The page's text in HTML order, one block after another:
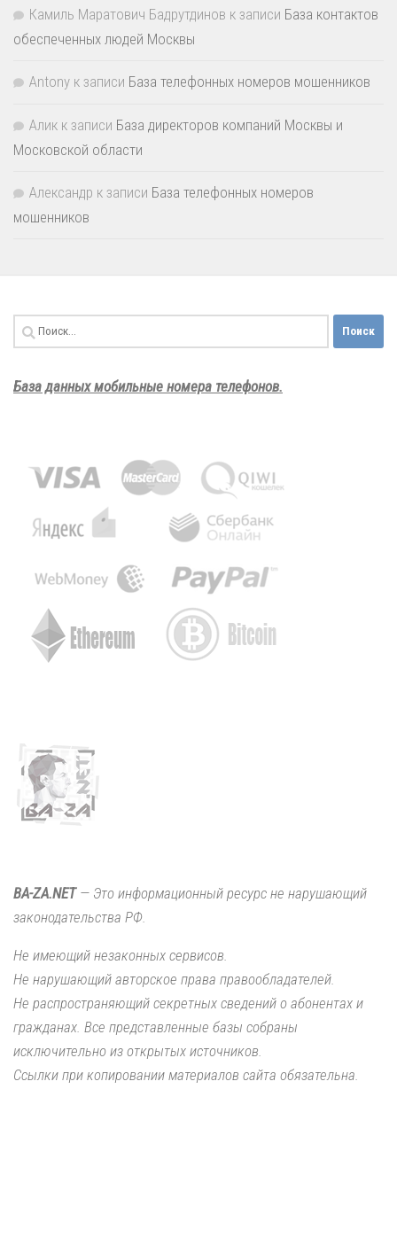
Камиль Маратович Бадрутдинов к записи База контактов
обеспеченных людей Москвы
Antony к записи База телефонных номеров мошенников
Алик к записи База директоров компаний Москвы и
Московской области
Александр к записи База телефонных номеров
мошенников
Найти:
База данных мобильные номера телефонов.
BA-ZA.NET— Это информационный ресурс не нарушающий
законодательства РФ.
Не имеющий незаконных сервисов.
Не нарушающий авторское права правообладателей.
Не распространяющий секретных сведений о абонентах и
гражданах. Все представленные базы собраны
исключительно из открытых источников.
Ссылки при копировании материалов сайта обязательна.